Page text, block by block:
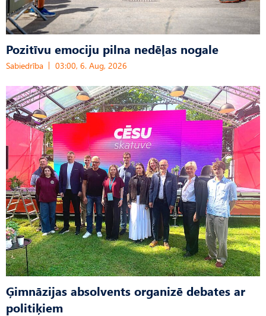
Pozitīvu emociju pilna nedēļas nogale
Sabiedrība 03:00, 6. Aug, 2026
Ģimnāzijas absolvents organizē debates ar
politiķiem